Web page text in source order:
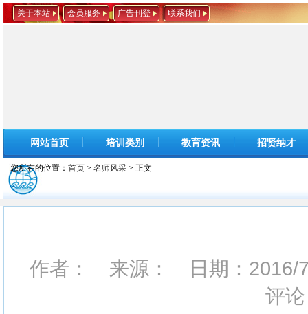
关于本站 会员服务 广告刊登 联系我们
网站首页 培训类别 教育资讯 招贤纳才
您所在的位置： 首页 > 名师风采 > 正文
作者： 来源： 日期：2016/
评